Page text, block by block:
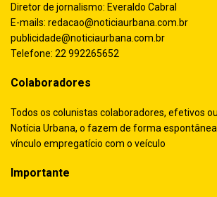
Diretor de jornalismo: Everaldo Cabral
E-mails: redacao@noticiaurbana.com.br
publicidade@noticiaurbana.com.br
Telefone: 22 992265652
Colaboradores
Todos os colunistas colaboradores, efetivos
Notícia Urbana, o fazem de forma
vínculo empregatício com o veículo
Importante